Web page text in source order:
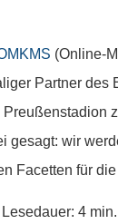
(Online-
Partner des
gesagt: wir
Facetten für
4 min.